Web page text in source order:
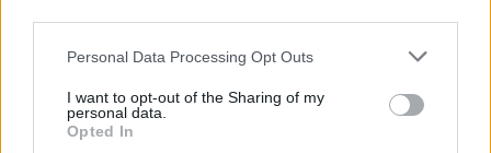
Please note that this website/app uses one or more Google
not limited to your visit or usage behaviour. You may click to
grant or deny consent to Google and its third-party tags to
use your data for below specified purposes in below Google
Personal Data Processing Opt Outs
I want to opt-out of the Sharing of my
personal data.
Opted In
tehetném, az összes étel sárgulna és ízülne tőle. Ez
van, én már csak így maradok. Egy dolgot utálok
csak benne, hogy a benne lévő kurkuma elég
agresszív tud lenni és napokra képes megszínezni a